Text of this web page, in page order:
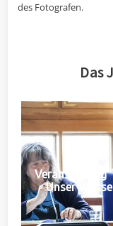
des Fotografen.
Das
Veranstaltung
Unser